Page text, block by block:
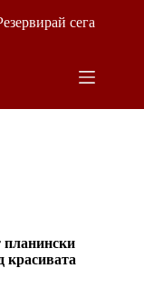
сега
планински
красивата